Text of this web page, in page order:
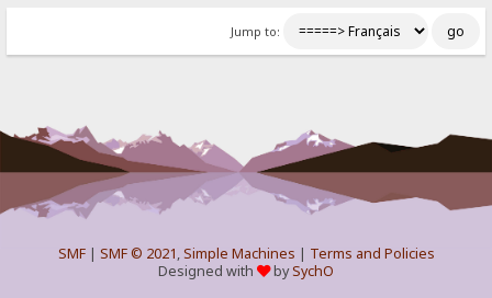
Jump to:
SMF| SMF © 2021,Simple Machines | Terms and Policies
Designed with
bySychO